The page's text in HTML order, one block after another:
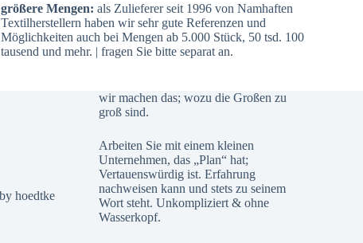
größere Mengen: als Zulieferer seit 1996 von Namhaften
Textilherstellern haben wir sehr gute Referenzen und
Möglichkeiten auch bei Mengen ab 5.000 Stück, 50 tsd. 100
tausend und mehr. | fragen Sie bitte separat an.
wir machen das; wozu die Großen zu
groß sind.
Arbeiten Sie mit einem kleinen
Unternehmen, das „Plan“ hat;
Vertauenswürdig ist. Erfahrung
nachweisen kann und stets zu seinem
Wort steht. Unkompliziert & ohne
Wasserkopf.